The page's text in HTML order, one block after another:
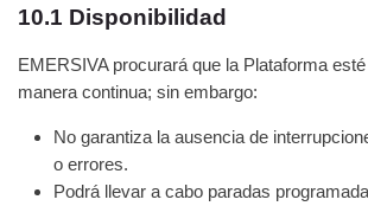
10.1 Disponibilidad
EMERSIVA procurará que la Plataforma
manera continua; sin embargo:
No garantiza la ausencia de
o errores.
Podrá llevar a cabo paradas